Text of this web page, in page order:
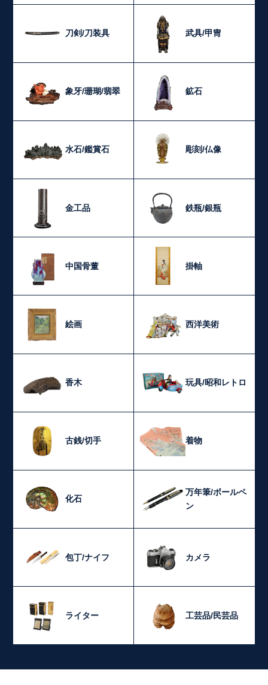
刀剣/刀装具 武具/甲冑
象牙/珊瑚/翡翠 鉱石
水石/鑑賞石 彫刻/仏像
金工品 鉄瓶/銀瓶
中国骨董 掛軸
絵画 西洋美術
香木 玩具/昭和レトロ
古銭/切手 着物
化石
万年筆/ボールペ
ン
包丁/ナイフ カメラ
ライター 工芸品/民芸品